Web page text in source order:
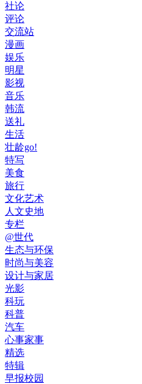
社论
评论
交流站
漫画
娱乐
明星
影视
音乐
韩流
送礼
生活
壮龄go!
特写
美食
旅行
文化艺术
人文史地
专栏
@世代
生态与环保
时尚与美容
设计与家居
光影
科玩
科普
汽车
心事家事
精选
特辑
早报校园